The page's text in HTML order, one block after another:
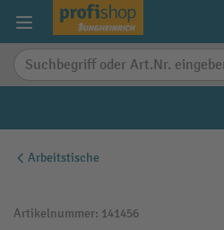
springen
Arbeitstische
Artikelnummer: 141456